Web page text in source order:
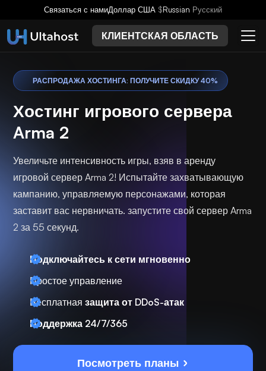
Связаться с намиДоллар США $Russian Русский
КЛИЕНТСКАЯ ОБЛАСТЬ
РАСПРОДАЖА ХОСТИНГА: ПОЛУЧИТЕ СКИДКУ 40%
Хостинг игрового сервера
Arma 2
Увеличьте интенсивность игры, взяв в аренду
игровой сервер Arma 2! Испытайте захватывающую
кампанию, управляемую персонажами, которая
заставит вас нервничать. запустите свой сервер Arma
2 за 55 секунд.
Подключайтесь к сети мгновенно
Простое управление
Бесплатная защита от DDoS-атак
Поддержка 24/7/365
Посмотреть планы